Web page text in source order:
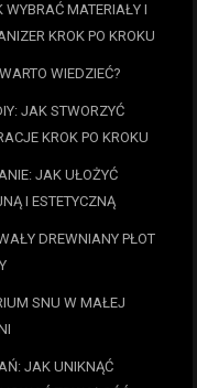
MATERIAŁY I
KROK PO KROKU
WIEDZIEĆ?
JAK STWORZYĆ
KROK PO KROKU
JAK UŁOŻYĆ
I ESTETYCZNĄ
DREWNIANY PŁOT
SNU W MAŁEJ
JAK UNIKNĄĆ